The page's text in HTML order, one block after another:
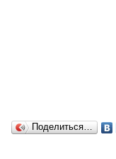
Поделиться…